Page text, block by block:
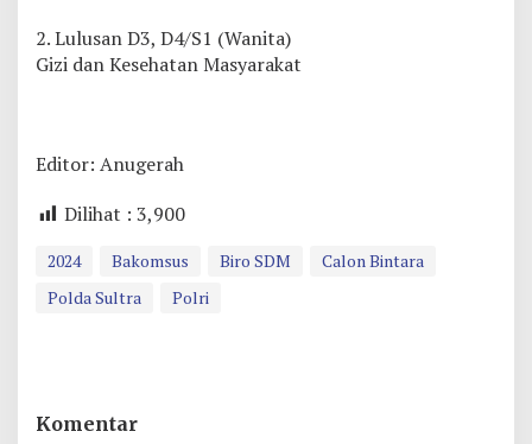
2. Lulusan D3, D4/S1 (Wanita)
Gizi dan Kesehatan Masyarakat
Editor: Anugerah
Dilihat : 3,900
2024 Bakomsus Biro SDM
Calon Bintara
Polda Sultra
Polri
Komentar